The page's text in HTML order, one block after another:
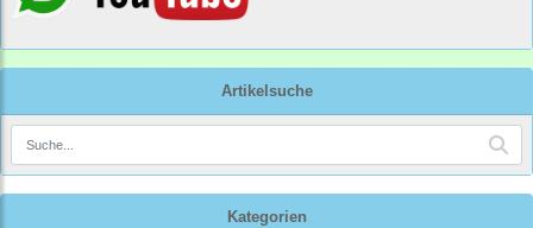
Artikelsuche
Kategorien